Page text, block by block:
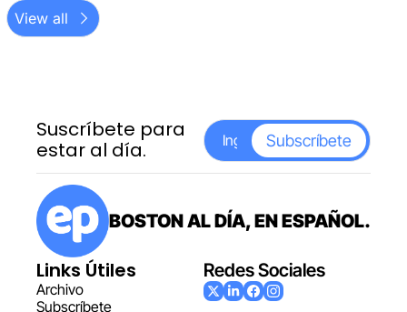
View all
Suscríbete para
estar al día.
Subscríbete
BOSTON AL DÍA, EN ESPAÑOL.
Links Útiles
Archivo
Subscríbete
Redes Sociales